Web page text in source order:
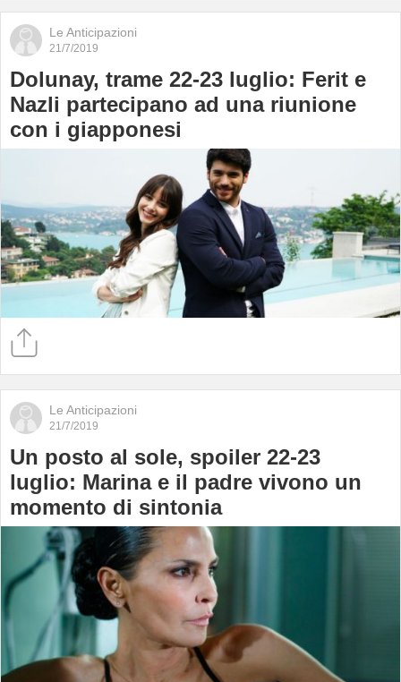
Le Anticipazioni
21/7/2019
Dolunay, trame 22-23 luglio: Ferit e
Nazli partecipano ad una riunione
con i giapponesi
Le Anticipazioni
21/7/2019
Un posto al sole, spoiler 22-23
luglio: Marina e il padre vivono un
momento di sintonia